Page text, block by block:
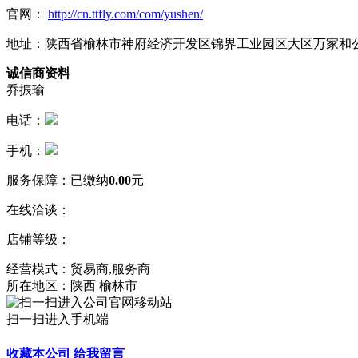
官网： http://cn.ttfly.com/com/yushen/
地址：陕西省榆林市神府经济开发区锦界工业园区大区万家和
诚信商资料
乔振瑜
电话：
手机：
服务保障： 已缴纳0.00元
在线洽谈：
店铺等级：
经营模式：贸易商,服务商
所在地区：陕西 榆林市
扫一扫进入手机端
收藏本公司 给我留言